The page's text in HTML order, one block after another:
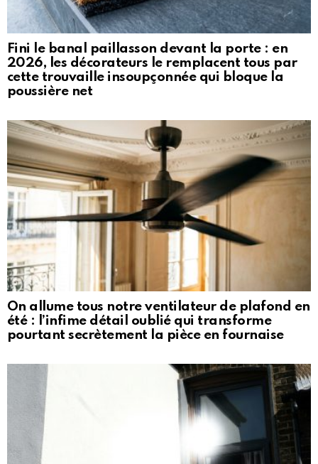
Fini le banal paillasson devant la porte : en
2026, les décorateurs le remplacent tous par
cette trouvaille insoupçonnée qui bloque la
poussière net
On allume tous notre ventilateur de plafond en
été : l’infime détail oublié qui transforme
pourtant secrètement la pièce en fournaise